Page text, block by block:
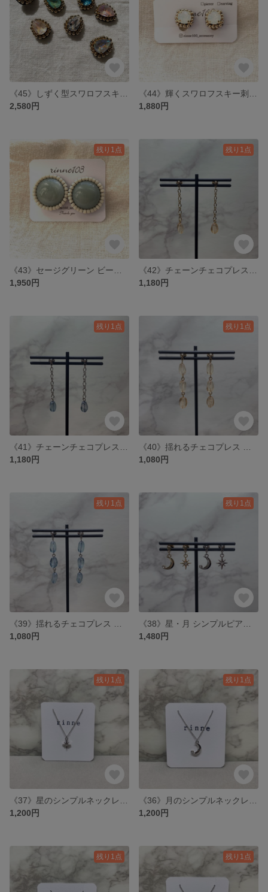
2,580円
1,880円
残り1点
1,950円
残り1点
1,180円
残り1点
1,180円
残り1点
1,080円
残り1点
1,080円
残り1点
1,480円
残り1点
1,200円
残り1点
1,200円
残り1点 残り1点